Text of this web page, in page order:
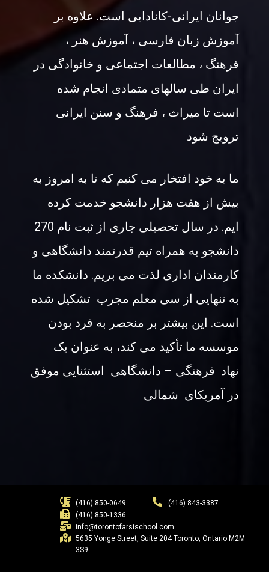
جوانان ایرانی-کانادایی است. علاوه بر
آموزش زبان فارسی ، آموزش هنر ،
فرهنگ ، مطالعات اجتماعی و خانوادگی در
ایران طی سالهای متمادی انجام شده
است تا میراث ، فرهنگ و سنن ایرانی
ترویج شود
ما به خود افتخار می کنیم که تا به امروز به
بیش از هفت هزار دانشجو خدمت کرده
ایم. در سال تحصیلی جاری از ثبت نام 270
دانشجو به همراه تیم قدرتمند دانشگاهی و
کارمندان اداری لذت می بریم. دانشکده ما
به تنهایی از سی معلم مجرب تشکیل شده
است. این بیشتر بر منحصر به فرد بودن
موسسه ما تأکید می کند، به عنوان یک
نهاد فرهنگی – دانشگاهی استثنایی موفق
در آمریکای شمالی
(416) 850-0649
(416) 843-3387
(416) 850-1336
info@torontofarsischool.com
5635 Yonge Street, Suite 204 Toronto, Ontario M2M
3S9